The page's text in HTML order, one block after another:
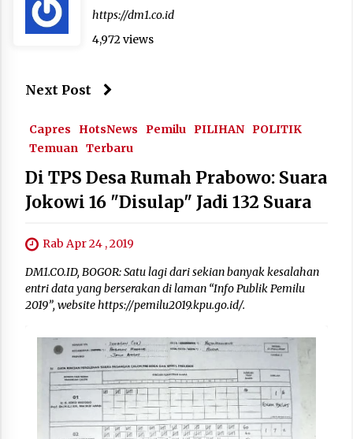
https://dm1.co.id
4,972 views
Next Post
Capres HotsNews Pemilu PILIHAN POLITIK
Temuan Terbaru
Di TPS Desa Rumah Prabowo: Suara
Jokowi 16 "Disulap" Jadi 132 Suara
Rab Apr 24 , 2019
DM1.CO.ID, BOGOR: Satu lagi dari sekian banyak kesalahan
entri data yang berserakan di laman “Info Publik Pemilu
2019”, website https://pemilu2019.kpu.go.id/.